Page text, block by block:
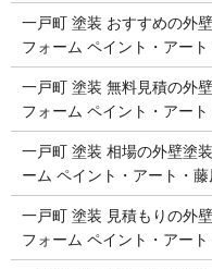
一戸町 塗装 おすすめの外
フォーム ペイント・アー
一戸町 塗装 無料見積の外
フォーム ペイント・アー
一戸町 塗装 相場の外壁塗
ーム ペイント・アート・藤
一戸町 塗装 見積もりの外
フォーム ペイント・アー